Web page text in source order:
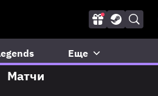
Еще
Матчи